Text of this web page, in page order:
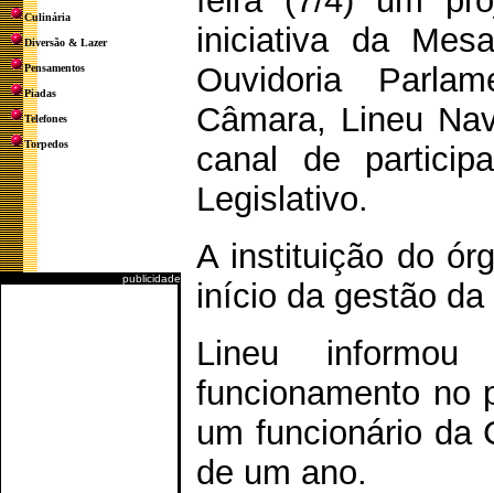
Culinária
Diversão & Lazer
Pensamentos
Piadas
Telefones
Torpedos
publicidade
iniciativa da
Ouvidoria
Câmara, Lineu
canal de
Legislativo.
A instituição do
início da gestão
Lineu
funcionamento no
um funcionário da
de um ano.